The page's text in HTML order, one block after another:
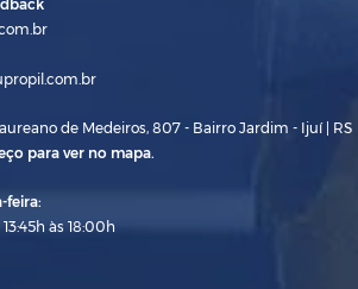
de Medeiros, 807 - Bairro Jardim - Ijuí | RS
para ver no mapa.
feira:
às 18:00h